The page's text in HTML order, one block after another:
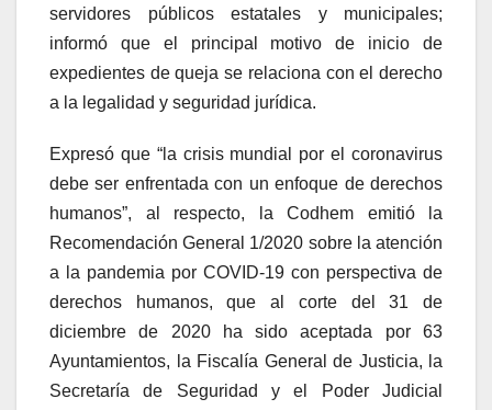
servidores públicos estatales y municipales;
informó que el principal motivo de inicio de
expedientes de queja se relaciona con el derecho
a la legalidad y seguridad jurídica.
Expresó que “la crisis mundial por el coronavirus
debe ser enfrentada con un enfoque de derechos
humanos”, al respecto, la Codhem emitió la
Recomendación General 1/2020 sobre la atención
a la pandemia por COVID-19 con perspectiva de
derechos humanos, que al corte del 31 de
diciembre de 2020 ha sido aceptada por 63
Ayuntamientos, la Fiscalía General de Justicia, la
Secretaría de Seguridad y el Poder Judicial